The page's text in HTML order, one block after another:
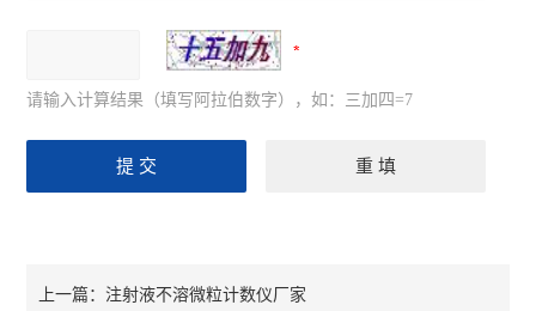
请输入计算结果（填写阿拉伯数字），如：三加四=7
上一篇： 注射液不溶微粒计数仪厂家